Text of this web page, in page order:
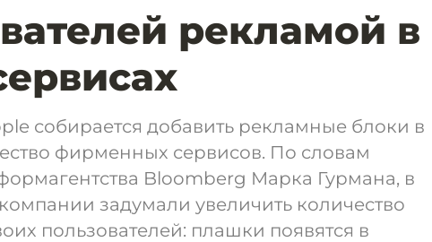
рекламой в
собирается добавить рекламные блоки в
фирменных сервисов. По словам
Bloomberg Марка Гурмана, в
задумали увеличить количество
пользователей: плашки появятся в